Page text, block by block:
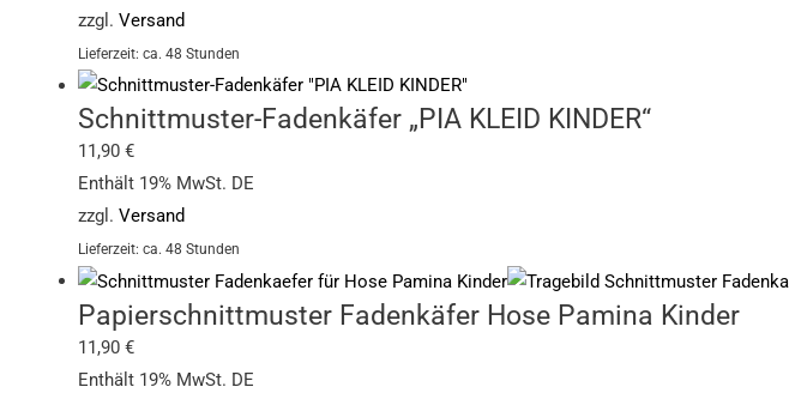
zzgl. Versand
Lieferzeit: ca. 48 Stunden
Schnittmuster-Fadenkäfer „PIA KLEID KINDER“
11,90 €
Enthält 19% MwSt. DE
zzgl. Versand
Lieferzeit: ca. 48 Stunden
Papierschnittmuster Fadenkäfer Hose Pamina Kinder
11,90 €
Enthält 19% MwSt. DE